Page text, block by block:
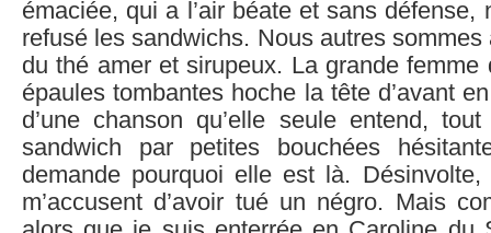
émaciée, qui a l’air béate et sans défense,
refusé les sandwichs. Nous autres
du thé amer et sirupeux. La grande femme
épaules tombantes hoche la tête d’avant
d’une chanson qu’elle seule entend,
sandwich par petites bouchées
demande pourquoi elle est là.
m’accusent d’avoir tué un négro. Mais